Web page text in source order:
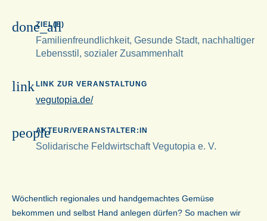
done_all
ZIEL(E)
Familienfreundlichkeit, Gesunde Stadt, nachhaltiger
Lebensstil, sozialer Zusammenhalt
link LINK ZUR VERANSTALTUNG
vegutopia.de/
peopleAKTEUR/VERANSTALTER:IN
Solidarische Feldwirtschaft Vegutopia e. V.
Wöchentlich regionales und handgemachtes Gemüse
bekommen und selbst Hand anlegen dürfen? So machen wir